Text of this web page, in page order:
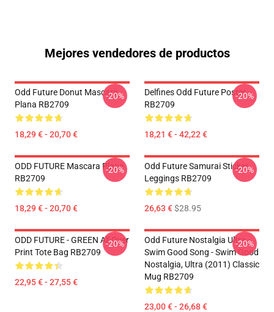
Mejores vendedores de productos
Odd Future Donut Mascara
Plana RB2709
18,29 € - 20,70 €
-20%
Delfines Odd Future Poster
RB2709
18,21 € - 42,22 €
-20%
ODD FUTURE Mascara Plana
RB2709
18,29 € - 20,70 €
-20%
Odd Future Samurai Sticker
Leggings RB2709
26,63 €$28.95
-20%
ODD FUTURE - GREEN All Over
Print Tote Bag RB2709
22,95 € - 27,55 €
-20%
Odd Future Nostalgia Ultra -
Swim Good Song - Swim Good
Nostalgia, Ultra (2011) Classic
Mug RB2709
23,00 € - 26,68 €
-20%